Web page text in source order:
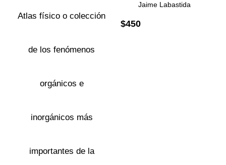
Atlas físico o colección
de los fenómenos
orgánicos e
inorgánicos más
importantes de la
Jaime Labastida
$450